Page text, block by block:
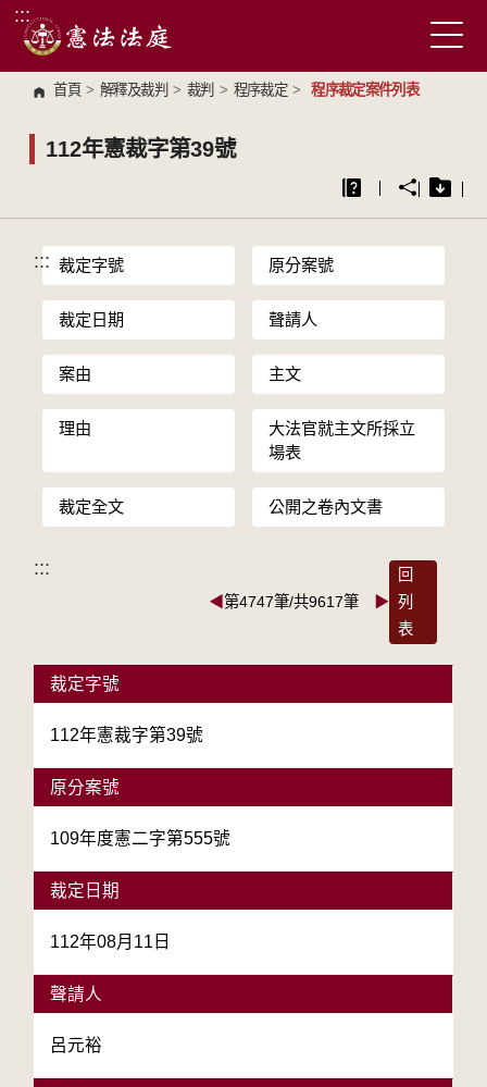
跳到主要內容區塊
:::
首頁 > 解釋及裁判 > 裁判 > 程序裁定 > 程序裁定案件列表
112年憲裁字第39號
::: 裁定字號 原分案號
裁定日期 聲請人
案由 主文
理由
大法官就主文所採立
場表
裁定全文 公開之卷內文書
:::
◀第4747筆/共9617筆 ▶
回
列
表
裁定字號
112年憲裁字第39號
原分案號
109年度憲二字第555號
裁定日期
112年08月11日
聲請人
呂元裕